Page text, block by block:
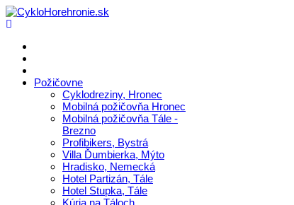
Požičovne
Cyklodreziny, Hronec
Mobilná požičovňa Hronec
Mobilná požičovňa Tále -
Brezno
Profibikers, Bystrá
Villa Ďumbierka, Mýto
Hradisko, Nemecká
Hotel Partizán, Tále
Hotel Stupka, Tále
Kúria na Táloch